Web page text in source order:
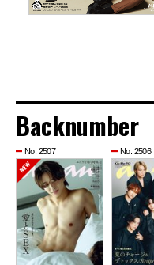
Backnumber
No. 2507 No. 2506